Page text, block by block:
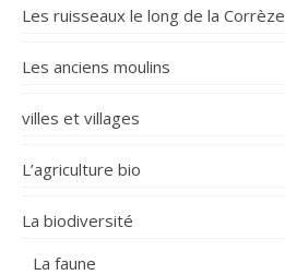
Les ruisseaux le long de la Corrèze
Les anciens moulins
villes et villages
L’agriculture bio
La biodiversité
La faune